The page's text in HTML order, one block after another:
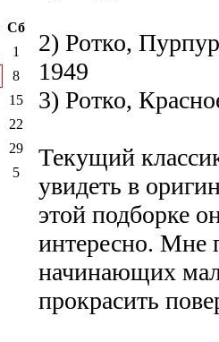
2) Ротко,
1949
3) Ротко,
Текущий
увидеть в
этой подборке
интересно. Мне
начинающих
прокрасить
Сб
1
8
15
22
29
5